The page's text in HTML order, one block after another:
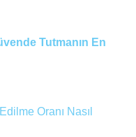
Tutmanın En